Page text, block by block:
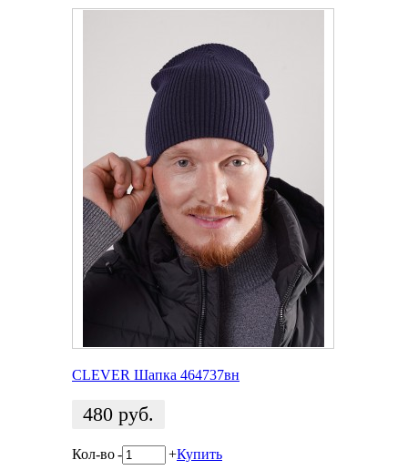
CLEVER Шапка 464737вн
480 руб.
Кол-во- +Купить